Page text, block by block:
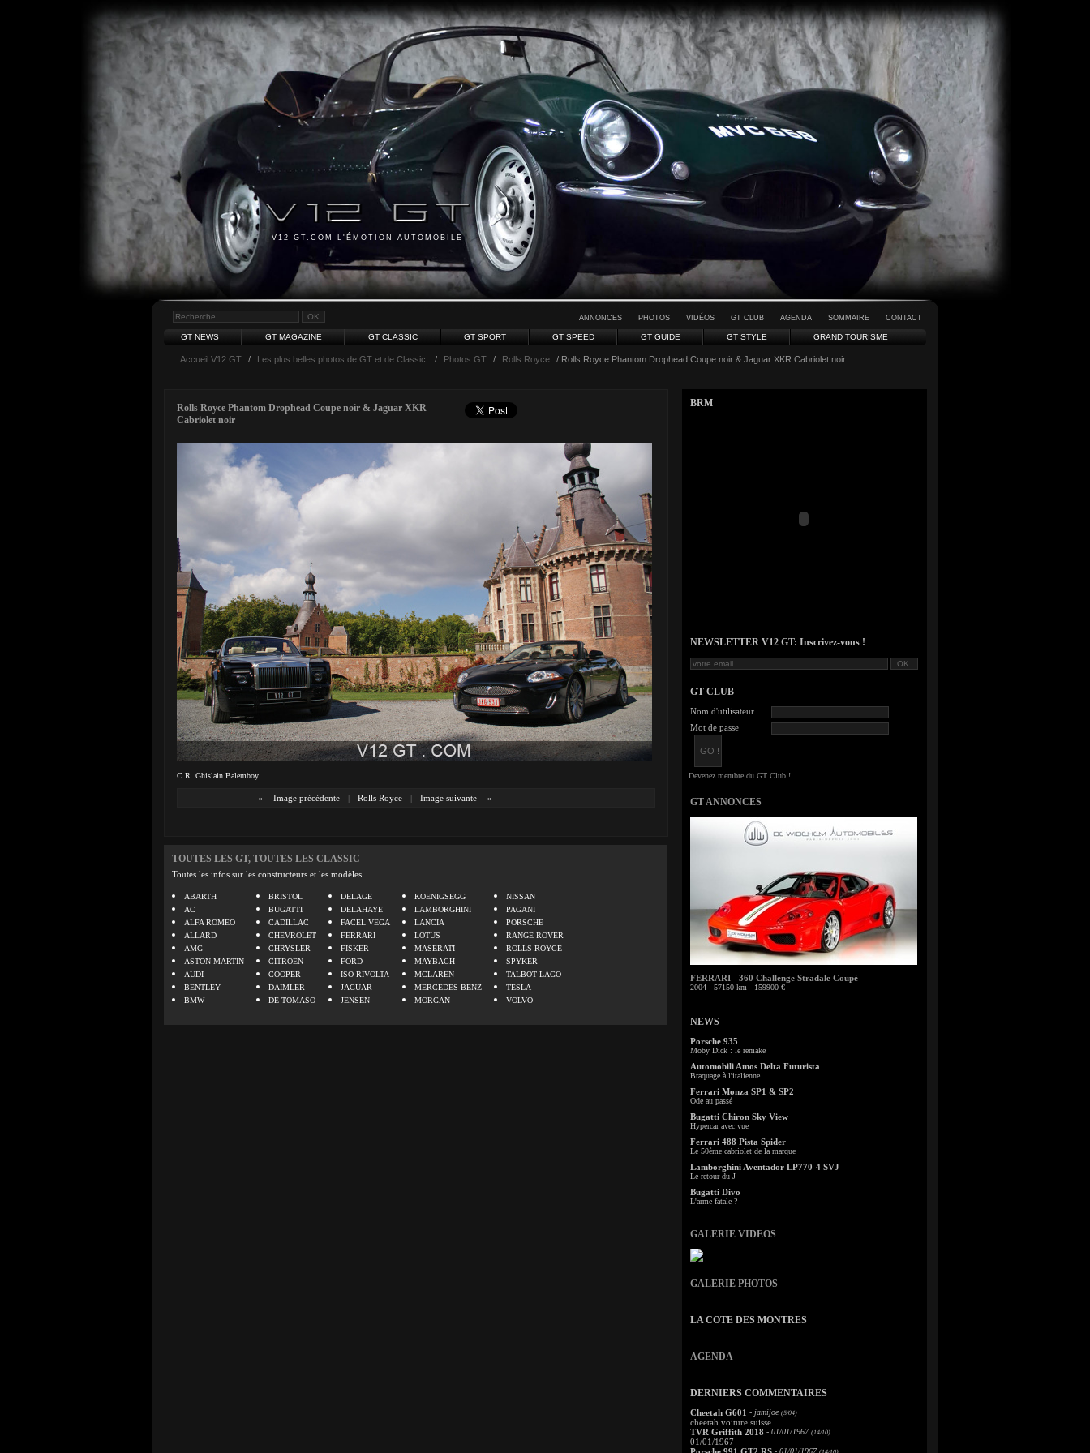
V12 GT.COM L'ÉMOTION AUTOMOBILE
ANNONCES PHOTOS VIDÉOS GT CLUB AGENDA SOMMAIRE CONTACT
GT NEWS GT MAGAZINE GT CLASSIC GT SPORT GT SPEED GT GUIDE GT STYLE GRAND TOURISME
Accueil V12 GT / Les plus belles photos de GT et de Classic. / Photos GT / Rolls Royce / Rolls Royce Phantom Drophead Coupe noir & Jaguar XKR Cabriolet noir
Rolls Royce Phantom Drophead Coupe noir & Jaguar XKR
Cabriolet noir
C.R. Ghislain Balemboy
« Image précédente | Rolls Royce | Image suivante »
TOUTES LES GT, TOUTES LES CLASSIC
Toutes les infos sur les constructeurs et les modèles.
ABARTH
AC
ALFA ROMEO
ALLARD
AMG
ASTON MARTIN
AUDI
BENTLEY
BMW
BRISTOL
BUGATTI
CADILLAC
CHEVROLET
CHRYSLER
CITROEN
COOPER
DAIMLER
DE TOMASO
DELAGE
DELAHAYE
FACEL VEGA
FERRARI
FISKER
FORD
ISO RIVOLTA
JAGUAR
JENSEN
KOENIGSEGG
LAMBORGHINI
LANCIA
LOTUS
MASERATI
MAYBACH
MCLAREN
MERCEDES BENZ
MORGAN
NISSAN
PAGANI
PORSCHE
RANGE ROVER
ROLLS ROYCE
SPYKER
TALBOT LAGO
TESLA
VOLVO
BRM
NEWSLETTER V12 GT: Inscrivez-vous !
GT CLUB
Nom d'utilisateur
Mot de passe
GT ANNONCES
FERRARI - 360 Challenge Stradale Coupé
2004 - 57150 km - 159900 €
NEWS
Porsche 935
Moby Dick : le remake
Automobili Amos Delta Futurista
Braquage à l'italienne
Ferrari Monza SP1 & SP2
Ode au passé
Bugatti Chiron Sky View
Hypercar avec vue
Ferrari 488 Pista Spider
Le 50ème cabriolet de la marque
Lamborghini Aventador LP770-4 SVJ
Le retour du J
Bugatti Divo
L'arme fatale ?
GALERIE VIDEOS
GALERIE PHOTOS
LA COTE DES MONTRES
AGENDA
DERNIERS COMMENTAIRES
Cheetah G601 - jamijoe (5/04)
cheetah voiture suisse
TVR Griffith 2018 - 01/01/1967 (14/10)
01/01/1967
- 01/01/1967